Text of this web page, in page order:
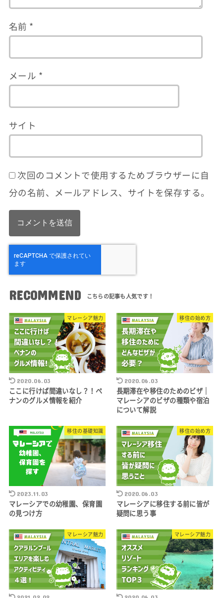
名前 *
メール *
サイト
次回のコメントで使用するためブラウザーに自
分の名前、メールアドレス、サイトを保存する。
RECOMMEND
マレーシア魅力
2020.06.03
ここに行けば間違いなし？！ペ
ナンのグルメ情報を紹介
移住の始め方
2020.06.03
長期滞在や移住のためのビザ｜
マレーシアのビザの種類や宿泊
について解説
移住の基礎知識
2023.11.03
マレーシアでの幼稚園、保育園
の見つけ方
移住の始め方
2020.06.03
マレーシアに移住する前に皆が
疑問に思う事
マレーシア魅力 マレーシア魅力